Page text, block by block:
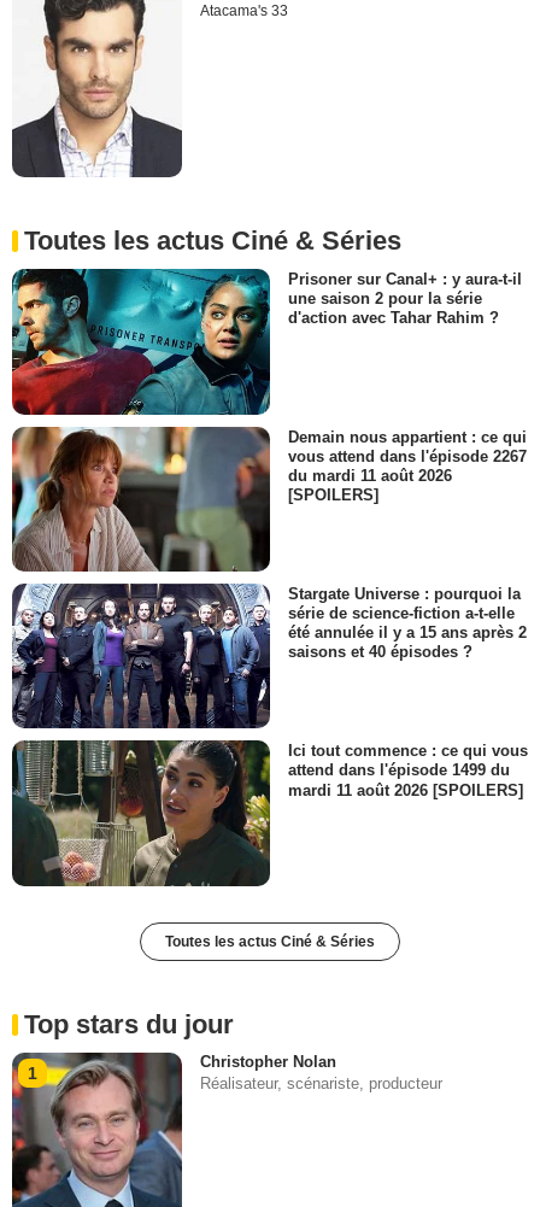
Atacama's 33
Toutes les actus Ciné & Séries
Prisoner sur Canal+ : y aura-t-il
une saison 2 pour la série
d'action avec Tahar Rahim ?
Demain nous appartient : ce qui
vous attend dans l'épisode 2267
du mardi 11 août 2026
[SPOILERS]
Stargate Universe : pourquoi la
série de science-fiction a-t-elle
été annulée il y a 15 ans après 2
saisons et 40 épisodes ?
Ici tout commence : ce qui vous
attend dans l'épisode 1499 du
mardi 11 août 2026 [SPOILERS]
Toutes les actus Ciné & Séries
Top stars du jour
1
Christopher Nolan
Réalisateur, scénariste, producteur